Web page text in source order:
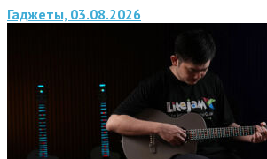
Гаджеты, 03.08.2026